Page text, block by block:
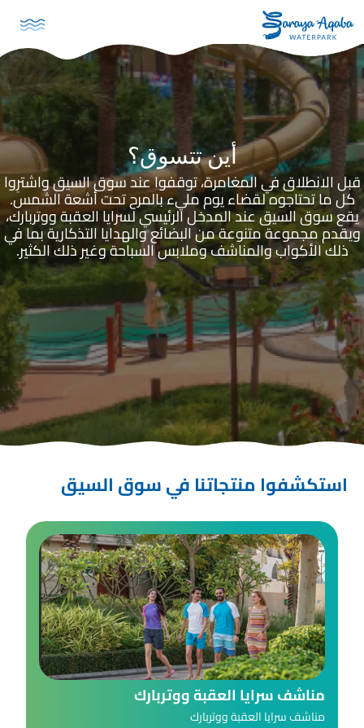
تجاوز إلى المحتوى الرئيسي
أين تتسوق؟
قبل الانطلاق في المغامرة، توقفوا عند سوق السيق واشترِوا
كل ما تحتاجوه لقضاء يوم مليء بالمرح تحت أشعة الشمس.
يقع سوق السيق عند المدخل الرئيسي لسرايا العقبة ووتربارك،
ويقدم مجموعة متنوعة من البضائع والهدايا التذكارية بما في
ذلك الأكواب والمناشف وملابس السباحة وغير ذلك الكثير.
استكشفوا منتجاتنا في سوق السيق
مناشف سرايا العقبة ووتربارك
مناشف سرايا العقبة ووتربارك